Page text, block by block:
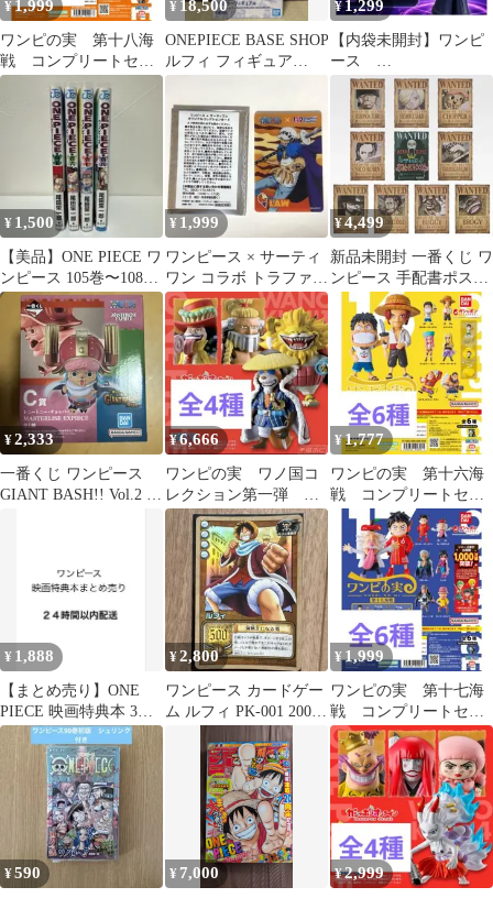
¥1,999
ワンピの実 第十八海
戦 コンプリートセッ
ト フルコンプ
¥ 18,500
ONEPIECE BASE SHOP
ルフィ フィギュア
MASTERLISE
¥1,299
【内袋未開封】ワンピ
ース
GLITTER&GLAMOUR
S ロビン エッグヘッ
¥ 1,500
【美品】ONE PIECE ワ
ンピース 105巻〜108巻
4冊セット(帯付き)
¥ 1,999
ワンピース × サーティ
ワン コラボ トラファル
ガー・ロー(フィルム・
袋付き)
¥4,499
新品未開封 一番くじ ワ
ンピース 手配書ポスタ
ー 全10種 コンプリート
¥2,333
一番くじ ワンピース
GIANT BASH!! Vol.2 C
¥6,666
ワンピの実 ワノ国コ
レクション第一弾 コ
ンプリート フルコン
プ
¥1,777
ワンピの実 第十六海
戦 コンプリートセッ
ト フルコンプ
¥ 1,888
【まとめ売り】ONE
PIECE 映画特典本 3冊
セット
¥2,800
ワンピース カードゲー
ム ルフィ PK-001 2002
¥1,999
ワンピの実 第十七海
戦 コンプリートセッ
ト フルコンプ
¥590 ¥ 7,000 ¥2,999